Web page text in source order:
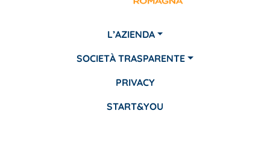
L’AZIENDA
SOCIETÀ TRASPARENTE
PRIVACY
START&YOU